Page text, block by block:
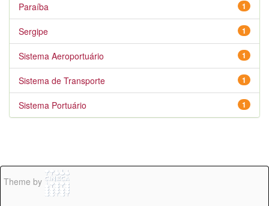
1
Paraíba
1
Sergipe
1
Sistema Aeroportuário
1
Sistema de Transporte
1
Sistema Portuário
Theme by